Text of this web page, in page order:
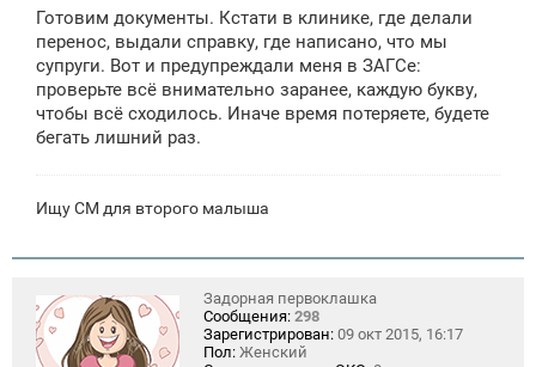
Готовим документы. Кстати в клинике, где делали
перенос, выдали справку, где написано, что мы
супруги. Вот и предупреждали меня в ЗАГСе:
проверьте всё внимательно заранее, каждую букву,
чтобы всё сходилось. Иначе время потеряете, будете
бегать лишний раз.
Ищу СМ для второго малыша
Задорная первоклашка
Сообщения: 298
Зарегистрирован: 09 окт 2015, 16:17
Пол: Женский